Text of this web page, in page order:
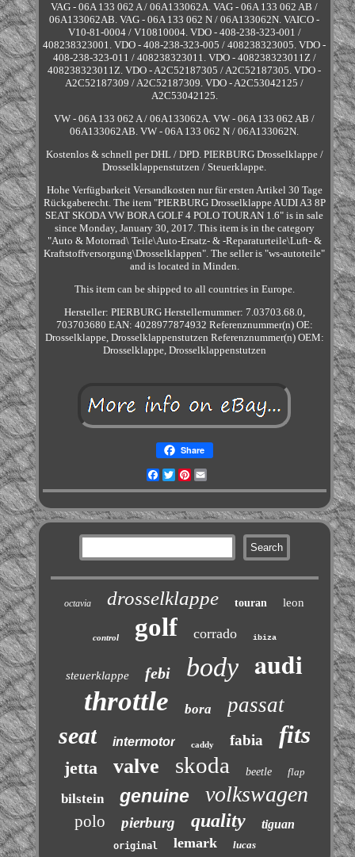
VAG - 06A 133 062 A / 06A133062A. VAG - 06A 133 062 AB /
06A133062AB. VAG - 06A 133 062 N / 06A133062N. VAICO -
V10-81-0004 / V10810004. VDO - 408-238-323-001 /
408238323001. VDO - 408-238-323-005 / 408238323005. VDO -
408-238-323-011 / 408238323011. VDO - 408238323011Z /
408238323011Z. VDO - A2C52187305 / A2C52187305. VDO -
A2C52187309 / A2C52187309. VDO - A2C53042125 /
A2C53042125.
VW - 06A 133 062 A / 06A133062A. VW - 06A 133 062 AB /
06A133062AB. VW - 06A 133 062 N / 06A133062N.
Kostenlos & schnell per DHL / DPD. PIERBURG Drosselklappe /
Drosselklappenstutzen / Steuerklappe.
Hohe Verfügbarkeit Versandkosten nur für ersten Artikel 30 Tage
Rückgaberecht. The item "PIERBURG Drosselklappe AUDI A3 8P
SEAT SKODA VW BORA GOLF 4 POLO TOURAN 1.6" is in sale
since Monday, January 30, 2017. This item is in the category
"Auto & Motorrad\ Teile\Auto-Ersatz- & -Reparaturteile\Luft- &
Kraftstoffversorgung\Drosselklappen". The seller is "ws-autoteile"
and is located in Minden.
This item can be shipped to all countries in Europe.
Hersteller: PIERBURG Herstellernummer: 7.03703.68.0,
703703680 EAN: 4028977874932 Referenznummer(n) OE:
Drosselklappe, Drosselklappenstutzen Referenznummer(n) OEM:
Drosselklappe, Drosselklappenstutzen
Share
Facebook
TwitterPinterest
octavia drosselklappe touran leon
control golf corrado ibiza
steuerklappe febi body audi
throttle bora passat
seat intermotor caddy fabia fits
jetta valve skoda beetle flap
bilstein genuine volkswagen
polo pierburg quality tiguan
original lemark lucas